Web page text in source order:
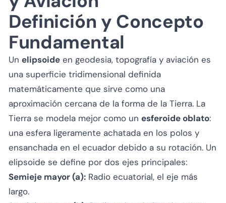
Definición y Concepto
Fundamental
Un elipsoide en geodesia, topografía y aviación es
una superficie tridimensional definida
matemáticamente que sirve como una
aproximación cercana de la forma de la Tierra. La
Tierra se modela mejor como un esferoide oblato:
una esfera ligeramente achatada en los polos y
ensanchada en el ecuador debido a su rotación. Un
elipsoide se define por dos ejes principales:
Semieje mayor (a): Radio ecuatorial, el eje más
largo.